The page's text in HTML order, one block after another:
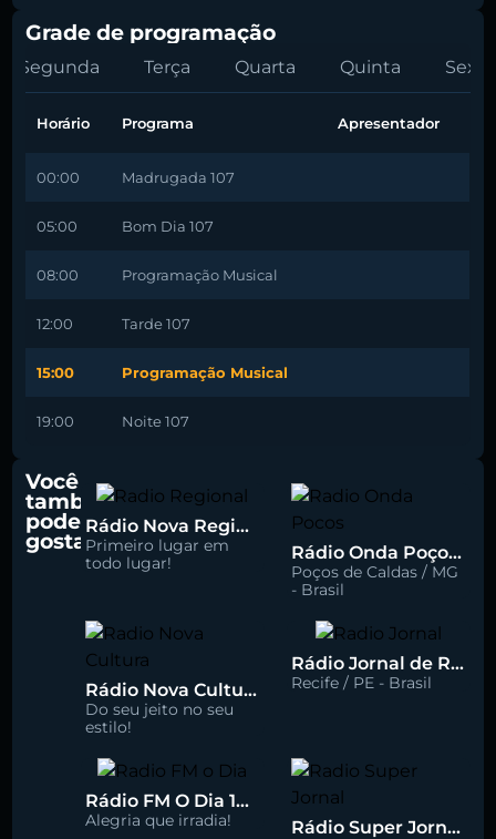
Grade de programação
Segunda Terça Quarta Quinta Sexta
Horário Programa Apresentador
00:00 Madrugada 107
05:00 Bom Dia 107
08:00 Programação Musical
12:00 Tarde 107
15:00 Programação Musical
19:00 Noite 107
Você
também
pode
gostar
Rádio Nova Regional 91.5 FM
Primeiro lugar em
todo lugar!
Rádio Onda Poços 96.7 FM
Poços de Caldas / MG
- Brasil
Rádio Nova Cultura 93.1 FM
Do seu jeito no seu
estilo!
Rádio Jornal de Recife 90.3 FM
Recife / PE - Brasil
Rádio FM O Dia 100.5
Alegria que irradia! Rádio Super Jornal 105.7 FM